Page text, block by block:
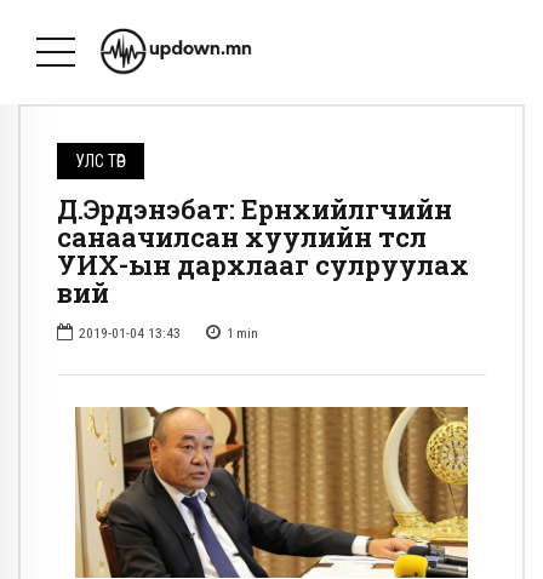
УЛС ТӨР
Д.Эрдэнэбат: Ерөнхийлөгчийн
санаачилсан хуулийн төсөл
УИХ-ын дархлааг сулруулах
вий
2019-01-04 13:43 1 min